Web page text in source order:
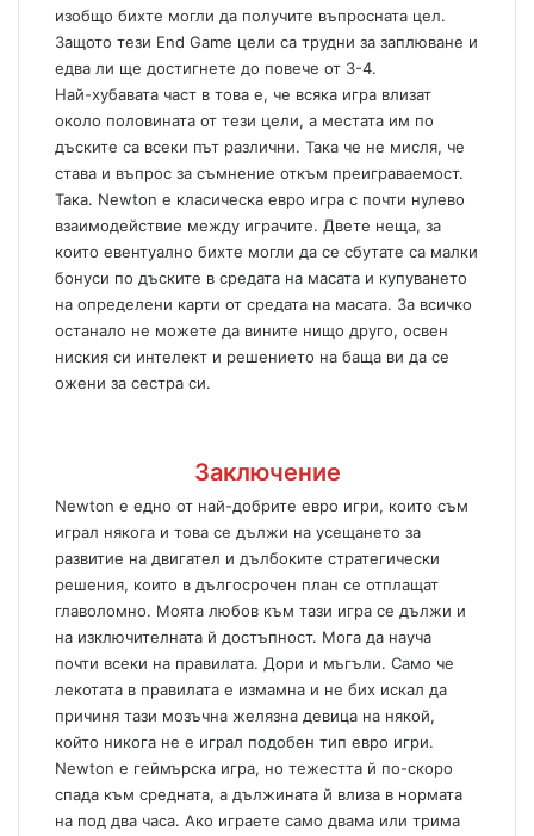
изобщо бихте могли да получите въпросната цел.
Защото тези End Game цели са трудни за заплюване и
едва ли ще достигнете до повече от 3-4.
Най-хубавата част в това е, че всяка игра влизат
около половината от тези цели, а местата им по
дъските са всеки път различни. Така че не мисля, че
става и въпрос за съмнение откъм преиграваемост.
Така. Newton е класическа евро игра с почти нулево
взаимодействие между играчите. Двете неща, за
които евентуално бихте могли да се сбутате са малки
бонуси по дъските в средата на масата и купуването
на определени карти от средата на масата. За всичко
останало не можете да вините нищо друго, освен
ниския си интелект и решението на баща ви да се
ожени за сестра си.
Заключение
Newton е едно от най-добрите евро игри, които съм
играл някога и това се дължи на усещането за
развитие на двигател и дълбоките стратегически
решения, които в дългосрочен план се отплащат
главоломно. Моята любов към тази игра се дължи и
на изключителната й достъпност. Мога да науча
почти всеки на правилата. Дори и мъгъли. Само че
лекотата в правилата е измамна и не бих искал да
причиня тази мозъчна желязна девица на някой,
който никога не е играл подобен тип евро игри.
Newton е геймърска игра, но тежестта й по-скоро
спада към средната, а дължината й влиза в нормата
на под два часа. Ако играете само двама или трима